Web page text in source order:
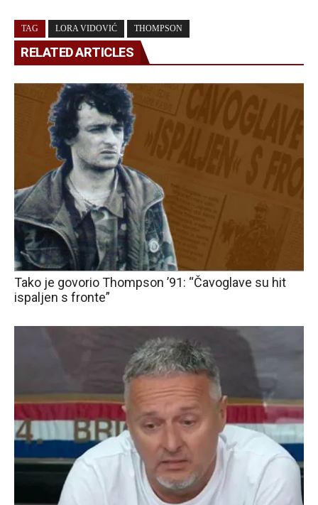
TAG LORA VIDOVIĆ THOMPSON
RELATED ARTICLES
Tako je govorio Thompson ’91: “Čavoglave su hit
ispaljen s fronte”